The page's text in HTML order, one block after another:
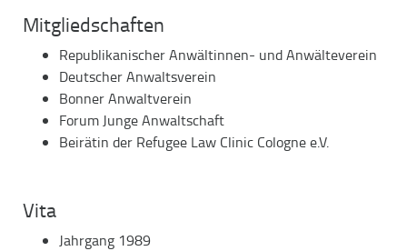
Mitgliedschaften
Republikanischer Anwältinnen- und Anwälteverein
Deutscher Anwaltsverein
Bonner Anwaltverein
Forum Junge Anwaltschaft
Beirätin der Refugee Law Clinic Cologne e.V.
Vita
Jahrgang 1989